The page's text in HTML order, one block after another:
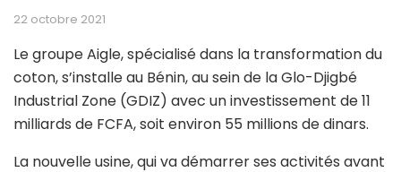
22 octobre 2021
Le groupe Aigle, spécialisé dans la transformation du
coton, s’installe au Bénin, au sein de la Glo-Djigbé
Industrial Zone (GDIZ) avec un investissement de 11
milliards de FCFA, soit environ 55 millions de dinars.
La nouvelle usine, qui va démarrer ses activités avant